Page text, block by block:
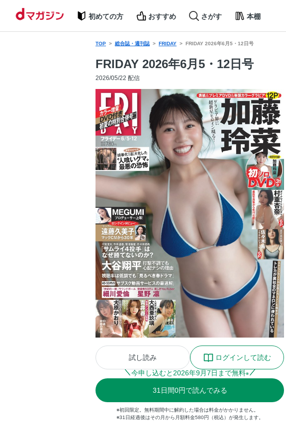
初めての方 おすすめ さがす 本棚
TOP 総合誌・週刊誌 FRIDAY FRIDAY 2026年6月5・12日号
FRIDAY 2026年6月5・12日号
2026/05/22 配信
試し読み
ログインして読む
今申し込むと 2026年9月7日まで無料※
31 日間0円で読んでみる
※初回限定。無料期間中に解約した場合は料金がかかりません。
※31日経過後はその月から月額料金580円（税込）が発生します。